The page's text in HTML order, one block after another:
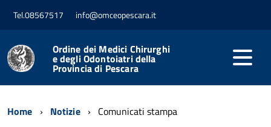
Tel.08567517 info@omceopescara.it
Ordine dei Medici Chirurghi
e degli Odontoiatri della
Provincia di Pescara
Home Notizie Comunicati stampa